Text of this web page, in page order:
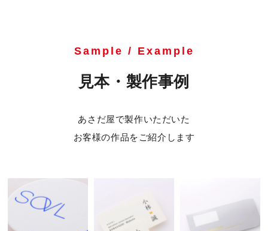
Sample / Example
見本・製作事例
あさだ屋で製作いただいた
お客様の作品をご紹介します